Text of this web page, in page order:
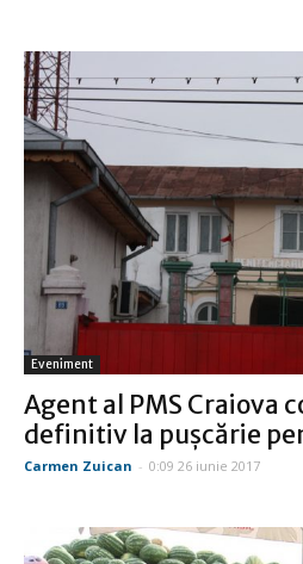
Eveniment
Agent al PMS Craiova
definitiv la puşcărie
Carmen Zuican - 0:09 26 iunie 2017